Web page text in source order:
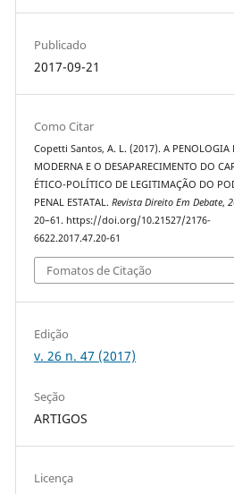
Publicado
2017-09-21
Como Citar
Copetti Santos, A. L. (2017). A PENOLOGIA
MODERNA E O DESAPARECIMENTO DO
ÉTICO-POLÍTICO DE LEGITIMAÇÃO DO
PENAL ESTATAL.Revista Direito Em Debate,
20–61. https://doi.org/10.21527/2176-
6622.2017.47.20-61
Fomatos de Citação
Edição
v. 26 n. 47 (2017)
Seção
ARTIGOS
Licença